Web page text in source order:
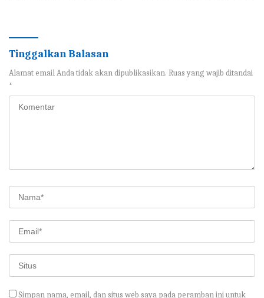
Tinggalkan Balasan
Alamat email Anda tidak akan dipublikasikan. Ruas yang wajib ditandai
*
Simpan nama, email, dan situs web saya pada peramban ini untuk